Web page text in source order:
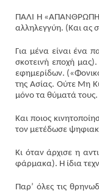
ΠΑΛΙ Η «ΑΠΑΝΘΡΩΠΗ»
αλληλεγγύη. (Και ας
Για μένα είναι ένα
σκοτεινή εποχή
εφημερίδων.
της Ασίας. Ούτε Μη
μόνο τα θύματά τους.
Και ποιος
τον μετέδωσε
Κι όταν άρχισε η
φάρμακα). Η ίδια
Παρ’ όλες τις